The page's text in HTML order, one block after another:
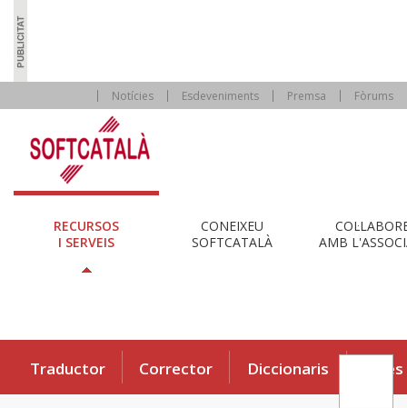
Notícies Esdeveniments Premsa Fòrums
RECURSOS
I SERVEIS
CONEIXEU
SOFTCATALÀ
AMB
Traductor Corrector Diccionaris Eines